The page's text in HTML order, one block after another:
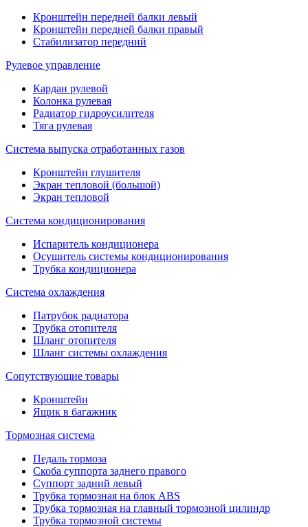
Кронштейн передней балки левый
Кронштейн передней балки правый
Стабилизатор передний
Рулевое управление
Кардан рулевой
Колонка рулевая
Радиатор гидроусилителя
Тяга рулевая
Система выпуска отработанных газов
Кронштейн глушителя
Экран тепловой (большой)
Экран тепловой
Система кондиционирования
Испаритель кондиционера
Осушитель системы кондиционирования
Трубка кондиционера
Система охлаждения
Патрубок радиатора
Трубка отопителя
Шланг отопителя
Шланг системы охлаждения
Сопутствующие товары
Кронштейн
Ящик в багажник
Тормозная система
Педаль тормоза
Скоба суппорта заднего правого
Суппорт задний левый
Трубка тормозная на блок ABS
Трубка тормозная на главный тормозной цилиндр
Трубка тормозной системы